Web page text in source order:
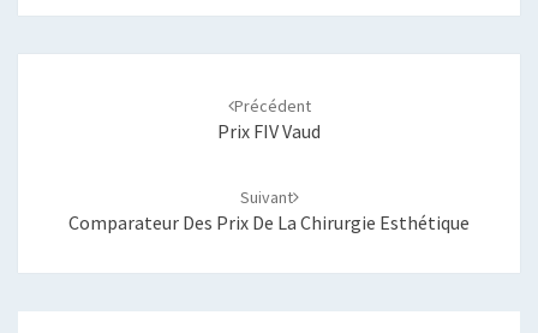
Précédent
Prix FIV Vaud
Suivant
Comparateur Des Prix De La Chirurgie Esthétique